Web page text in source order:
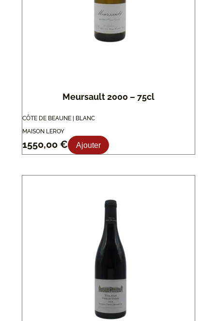
Meursault 2000 – 75cl
CÔTE DE BEAUNE | BLANC
MAISON LEROY
1550,00 € Ajouter